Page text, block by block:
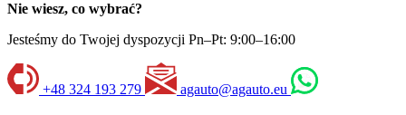
Nie wiesz, co wybrać?
Jesteśmy do Twojej dyspozycji Pn–Pt: 9:00–16:00
+48 324 193 279 agauto@agauto.eu